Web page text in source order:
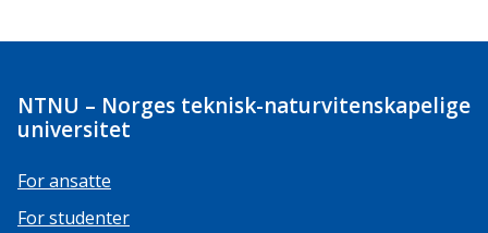
NTNU – Norges teknisk-naturvitenskapelige
universitet
For ansatte
For studenter